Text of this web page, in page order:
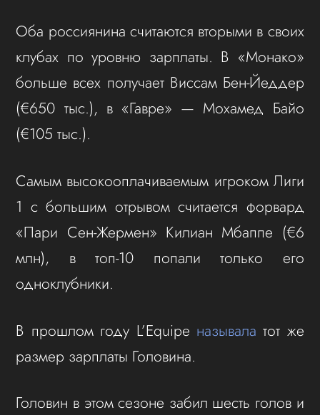
Оба россиянина считаются вторыми в своих
клубах по уровню зарплаты. В «Монако»
больше всех получает Виссам Бен-Йеддер
(€650 тыс.), в «Гавре» — Мохамед Байо
(€105 тыс.).
Самым высокооплачиваемым игроком Лиги
1 с большим отрывом считается форвард
«Пари Сен-Жермен» Килиан Мбаппе (€6
млн), в топ-10 попали только его
одноклубники.
В прошлом году L’Equipe называла тот же
размер зарплаты Головина.
Головин в этом сезоне забил шесть голов и